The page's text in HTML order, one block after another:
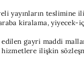
yayınların teslimine
kiralama,
gayri maddi
hizmetlere ilişkin